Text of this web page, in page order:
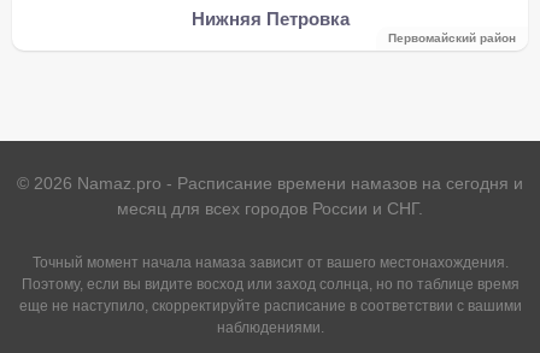
Нижняя Петровка
Первомайский район
© 2026 Namaz.pro - Расписание времени намазов на сегодня и
месяц для всех городов России и СНГ.
Точный момент начала намаза зависит от вашего местонахождения.
Поэтому, если вы видите восход или заход солнца, но по таблице время
еще не наступило, скорректируйте расписание в соответствии с вашими
наблюдениями.